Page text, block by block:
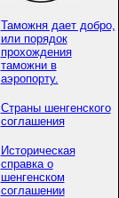
Таможня дает добро,
или порядок
прохождения
таможни в
аэропорту.
Страны шенгенского
соглашения
Историческая
справка о
шенгенском
соглашении